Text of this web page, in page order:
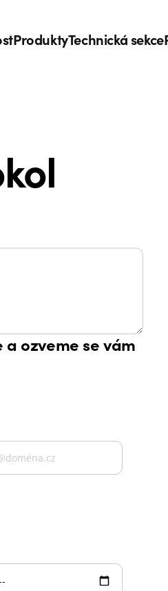
ProduktyTechnická sekce
ozveme se vám